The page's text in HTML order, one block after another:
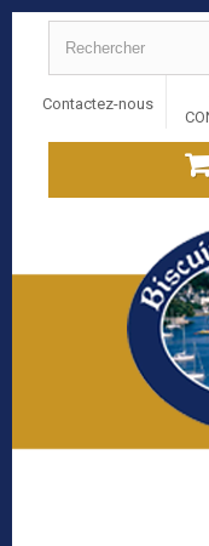
Contactez-nous